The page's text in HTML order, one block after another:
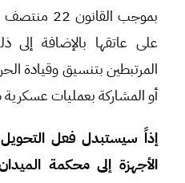
بموجب القانون 22 منتصف عام 2012،
على عاتقها بالإضافة إلى
المرتبطين بتنسيق وقيادة
أو المشاركة بعمليات
إذاً سيستبدل فعل
الأجهزة إلى محكمة